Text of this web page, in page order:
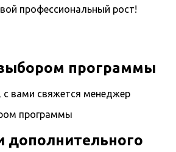
профессиональный рост!
программы
с вами свяжется менеджер
дополнительного